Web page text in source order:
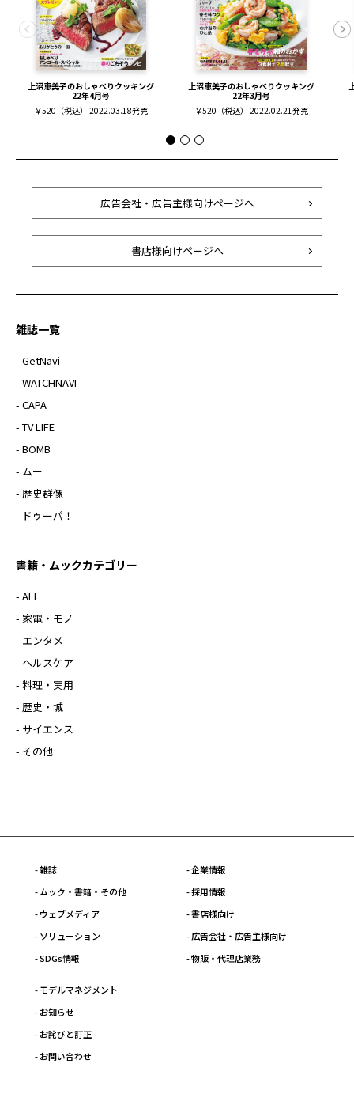
上沼恵美子のおしゃべりクッキング
22年4月号
￥520（税込） 2022.03.18発売
上沼恵美子のおしゃべりクッキング
22年3月号
￥520（税込） 2022.02.21発売
広告会社・広告主様向けページへ
書店様向けページへ
雑誌一覧
- GetNavi
- WATCHNAVI
- CAPA
- TV LIFE
- BOMB
- ムー
- 歴史群像
- ドゥーパ！
書籍・ムックカテゴリー
- ALL
- 家電・モノ
- エンタメ
- ヘルスケア
- 料理・実用
- 歴史・城
- サイエンス
- その他
- 雑誌
- ムック・書籍・その他
- ウェブメディア
- ソリューション
- SDGs情報
- 企業情報
- 採用情報
- 書店様向け
- 広告会社・広告主様向け
- 物販・代理店業務
- モデルマネジメント
- お知らせ
- お詫びと訂正
- お問い合わせ